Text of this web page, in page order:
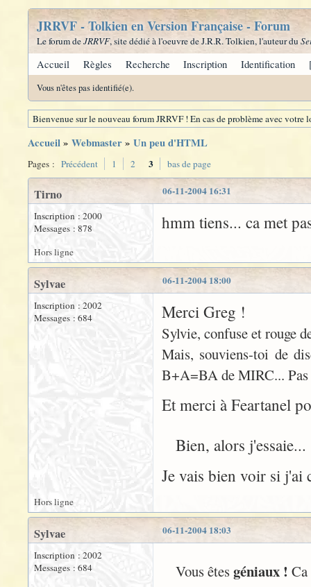
JRRVF - Tolkien en Version Française - Forum
Le forum deJRRVF, site dédié à l'oeuvre de J.R.R. Tolkien, l'auteur du
Accueil Règles Recherche Inscription Identification
Vous n'êtes pas identifié(e).
Bienvenue sur le nouveau forum JRRVF ! En cas de problème avec
Accueil» Webmaster» Un peu d'HTML
Pages : Précédent 1 2 3 bas de page
06-11-2004 16:31
Tirno
Inscription : 2000
Messages : 878
hmm tiens... ca met
Hors ligne
06-11-2004 18:00
Sylvae
Inscription : 2002
Messages : 684
Merci Greg !
Sylvie, confuse et rouge
Mais, souviens-toi de
B+A=BA de MIRC...
Et merci à Feartanel
Bien, alors j'essaie...
Je vais bien voir si j'ai
Hors ligne
06-11-2004 18:03
Sylvae
Inscription : 2002
Messages : 684
Vous êtesgéniaux ! Ca